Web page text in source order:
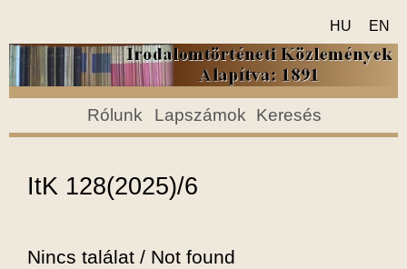
HU EN
Rólunk Lapszámok Keresés
ItK 128(2025)/6
Nincs találat / Not found